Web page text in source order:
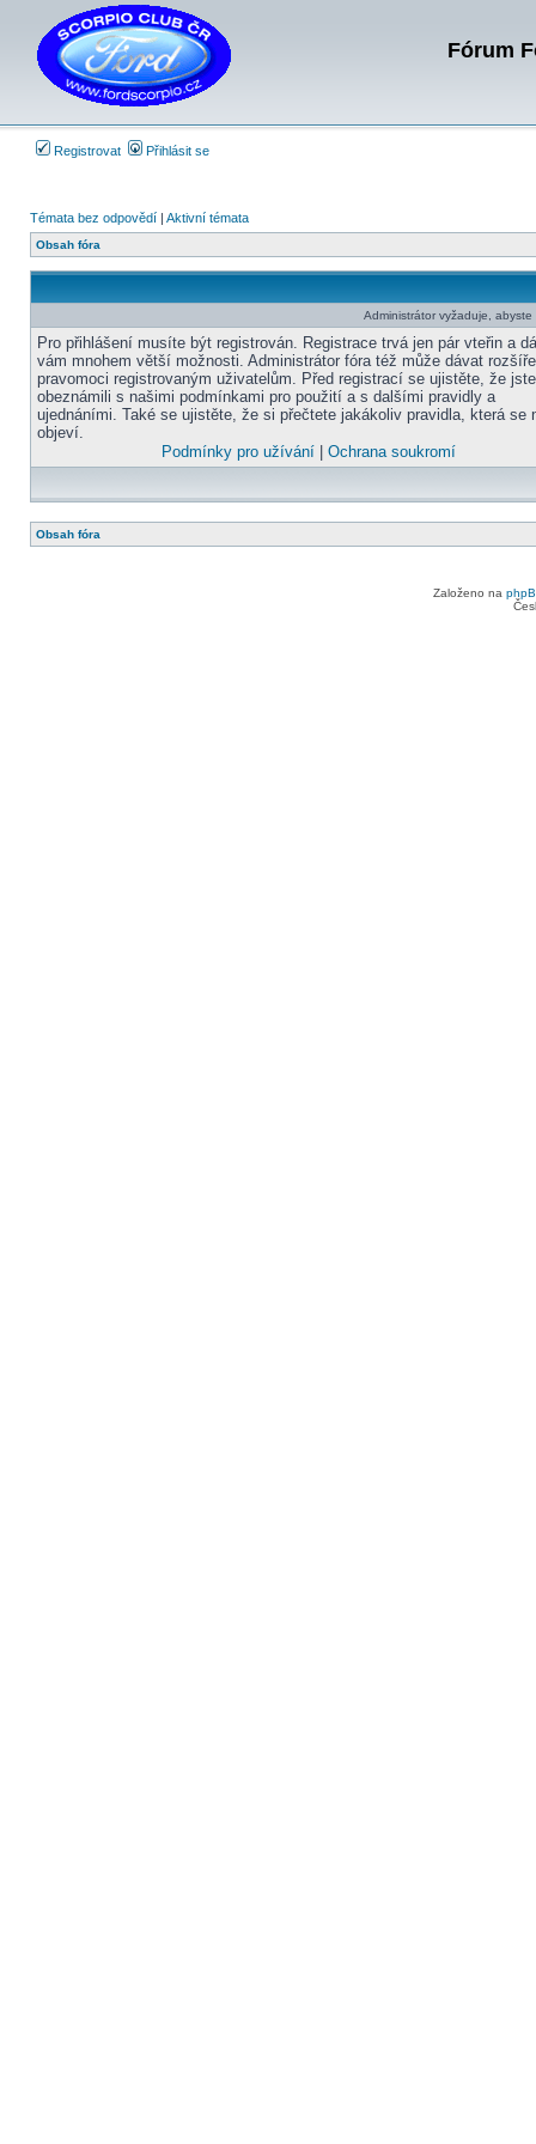
Fórum
Registrovat Přihlásit se
Témata bez odpovědí | Aktivní témata
Obsah fóra
Administrátor vyžaduje,
Pro přihlášení musíte být registrován. Registrace trvá jen pár vteřin a
vám mnohem větší možnosti. Administrátor fóra též může dávat
pravomoci registrovaným uživatelům. Před registrací se ujistěte, že
obeznámili s našimi podmínkami pro použití a s dalšími pravidly a
ujednáními. Také se ujistěte, že si přečtete jakákoliv pravidla, která se
objeví.
Podmínky pro užívání| Ochrana soukromí
Obsah fóra
Založeno na